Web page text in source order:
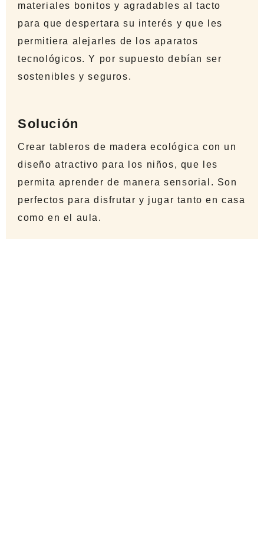
materiales bonitos y agradables al tacto
para que despertara su interés y que les
permitiera alejarles de los aparatos
tecnológicos. Y por supuesto debían ser
sostenibles y seguros.
Solución
Crear tableros de madera ecológica con un
diseño atractivo para los niños, que les
permita aprender de manera sensorial. Son
perfectos para disfrutar y jugar tanto en casa
como en el aula.